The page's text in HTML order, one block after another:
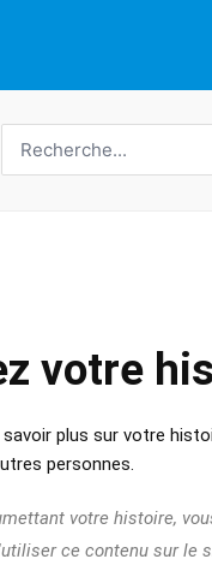
de
:
votre
plus sur votre
personnes.
votre histoire,
ce contenu sur le